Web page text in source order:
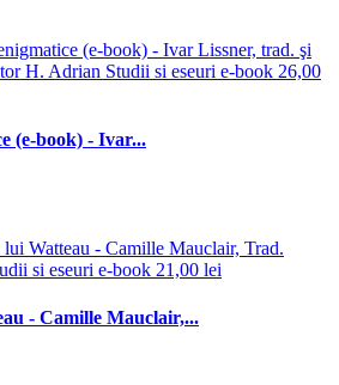
(e-book) - Ivar...
- Camille Mauclair,...